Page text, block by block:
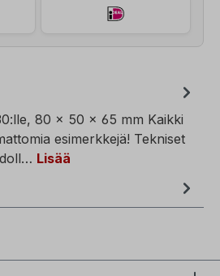
80 x 50 x 65 mm Kaikki
esimerkkejä! Tekniset
Lisää